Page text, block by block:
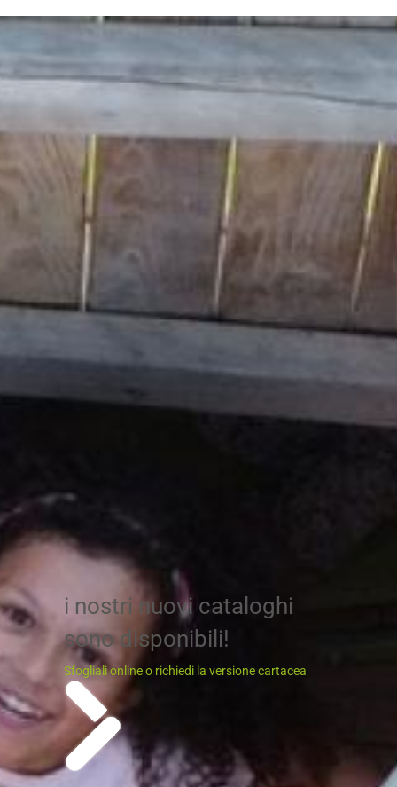
i nostri nuovi cataloghi
sono disponibili!
Sfogliali online o richiedi la versione cartacea